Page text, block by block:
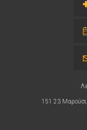
151 23